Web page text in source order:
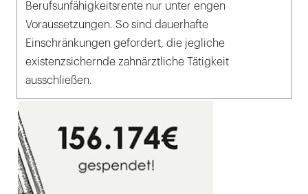
Berufsunfähigkeitsrente nur unter engen
Voraussetzungen. So sind dauerhafte
Einschränkungen gefordert, die jegliche
existenzsichernde zahnärztliche Tätigkeit
ausschließen.